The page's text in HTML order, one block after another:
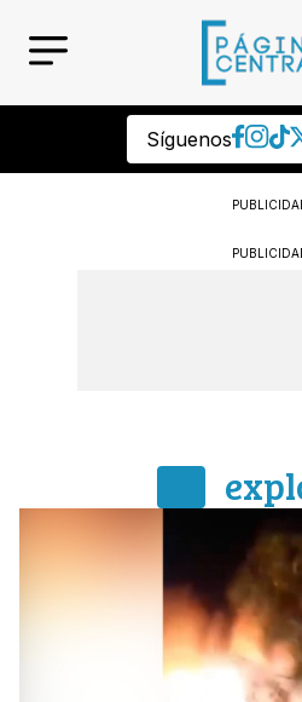
Síguenos